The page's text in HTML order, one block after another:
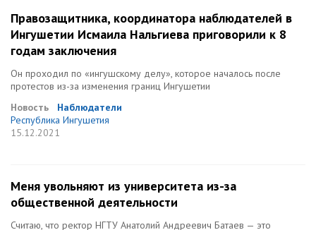
Правозащитника, координатора наблюдателей в
Ингушетии Исмаила Нальгиева приговорили к 8
годам заключения
Он проходил по «ингушскому делу», которое началось после
протестов из-за изменения границ Ингушетии
Новость
Наблюдатели
Республика Ингушетия
15.12.2021
Меня увольняют из университета из-за
общественной деятельности
Считаю, что ректор НГТУ Анатолий Андреевич Батаев — это